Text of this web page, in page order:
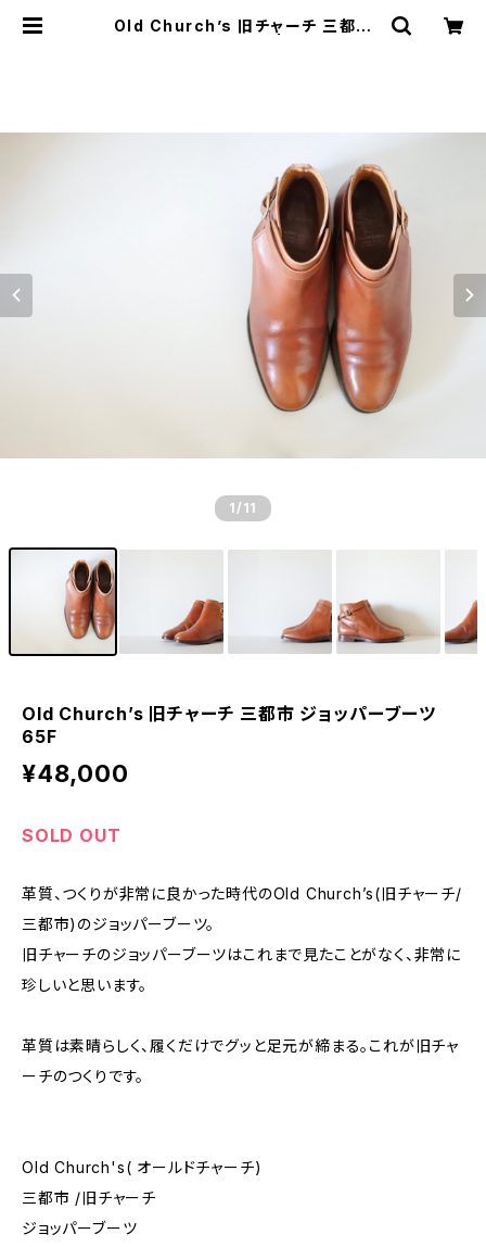
Old Church’s 旧チャーチ 三都市
1 /11
Old Church’s 旧チャーチ 三都市 ジョッパーブーツ
65F
¥48,000
SOLD OUT
革質、つくりが非常に良かった時代のOld Church’s(旧チャーチ/
三都市)のジョッパーブーツ。
旧チャーチのジョッパーブーツはこれまで見たことがなく、非常に
珍しいと思います。
革質は素晴らしく、履くだけでグッと足元が締まる。これが旧チャ
ーチのつくりです。
Old Church's( オールドチャーチ)
三都市 /旧チャーチ
ジョッパーブーツ